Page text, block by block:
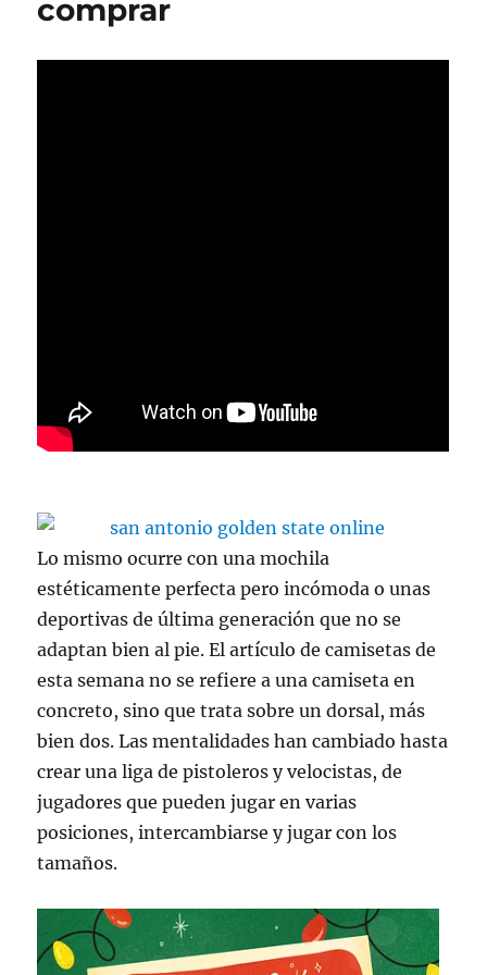
comprar
Lo mismo ocurre con una mochila
estéticamente perfecta pero incómoda o unas
deportivas de última generación que no se
adaptan bien al pie. El artículo de camisetas de
esta semana no se refiere a una camiseta en
concreto, sino que trata sobre un dorsal, más
bien dos. Las mentalidades han cambiado hasta
crear una liga de pistoleros y velocistas, de
jugadores que pueden jugar en varias
posiciones, intercambiarse y jugar con los
tamaños.